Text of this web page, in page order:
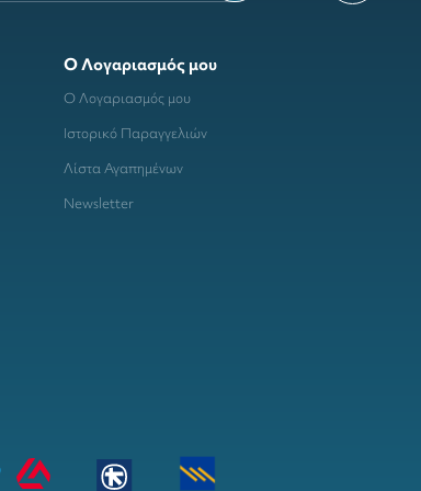
Ο Λογαριασμός μου
Ο Λογαριασμός μου
Ιστορικό Παραγγελιών
Λίστα Αγαπημένων
Newsletter